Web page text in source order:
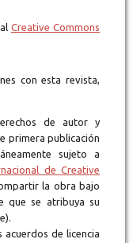
Creative Commons
con esta revista,
de autor y
primera publicación
sujeto a
de Creative
la obra bajo
que se atribuya su
de licencia